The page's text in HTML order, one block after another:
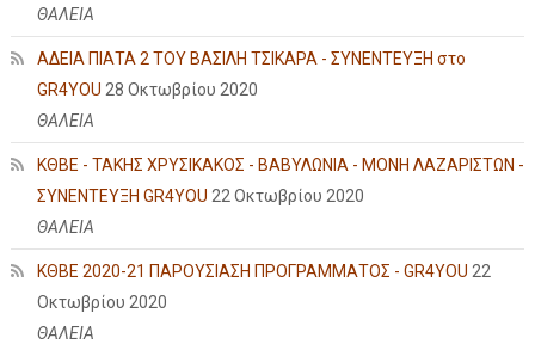
ΘΑΛΕΙΑ
ΑΔΕΙΑ ΠΙΑΤΑ 2 ΤΟΥ ΒΑΣΙΛΗ ΤΣΙΚΑΡΑ - ΣΥΝΕΝΤΕΥΞΗ στο
GR4YOU 28 Οκτωβρίου 2020
ΘΑΛΕΙΑ
ΚΘΒΕ - ΤΑΚΗΣ ΧΡΥΣΙΚΑΚΟΣ - ΒΑΒΥΛΩΝΙΑ - ΜΟΝΗ ΛΑΖΑΡΙΣΤΩΝ -
ΣΥΝΕΝΤΕΥΞΗ GR4YOU 22 Οκτωβρίου 2020
ΘΑΛΕΙΑ
ΚΘΒΕ 2020-21 ΠΑΡΟΥΣΙΑΣΗ ΠΡΟΓΡΑΜΜΑΤΟΣ - GR4YOU 22
Οκτωβρίου 2020
ΘΑΛΕΙΑ